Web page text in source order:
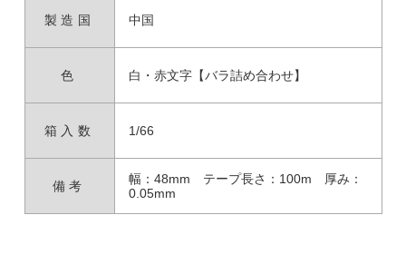
製造国 中国
色 白・赤文字【バラ詰め合わせ】
箱入数 1/66
備考
幅：48mm テープ長さ：100m 厚み：
0.05mm